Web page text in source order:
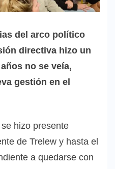
del arco político
directiva hizo un
no se veía,
gestión en el
hizo presente
de Trelew y hasta el
a quedarse con